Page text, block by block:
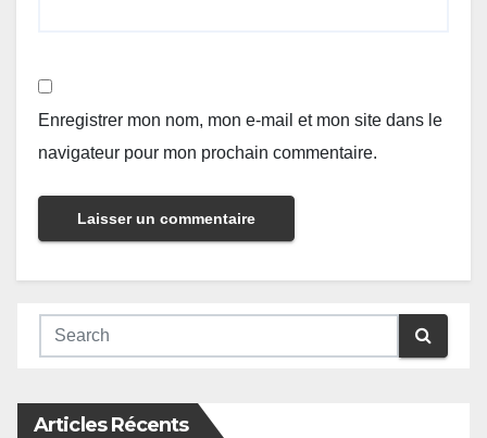
Enregistrer mon nom, mon e-mail et mon site dans le
navigateur pour mon prochain commentaire.
Articles Récents